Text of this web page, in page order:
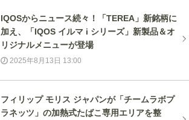
IQOSからニュース続々！「TEREA」新銘柄に
加え、「IQOS イルマ i シリーズ」新製品＆オ
リジナルメニューが登場
2025年8月13日 13:00
フィリップ モリス ジャパンが「チームラボプ
ラネッツ」の加熱式たばこ専用エリアを整